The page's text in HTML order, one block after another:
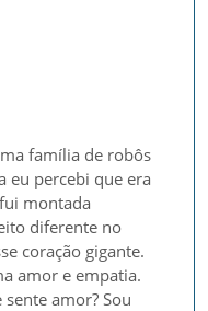
família de robôs
eu percebi que era
montada
diferente no
coração gigante.
amor e empatia.
amor? Sou